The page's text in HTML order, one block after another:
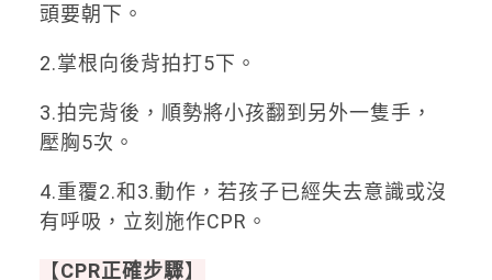
頭要朝下。
2.掌根向後背拍打5下。
3.拍完背後，順勢將小孩翻到另外一隻手，
壓胸5次。
4.重覆2.和3.動作，若孩子已經失去意識或沒
有呼吸，立刻施作CPR。
【CPR正確步驟】